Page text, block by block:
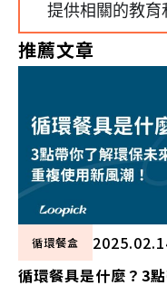
提供相關的教育
推薦文章
循環餐盒
循環餐具是什麼？3